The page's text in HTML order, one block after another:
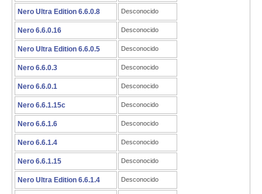
Nero Ultra Edition 6.6.0.8 Desconocido
Nero 6.6.0.16 Desconocido
Nero Ultra Edition 6.6.0.5 Desconocido
Nero 6.6.0.3 Desconocido
Nero 6.6.0.1 Desconocido
Nero 6.6.1.15c Desconocido
Nero 6.6.1.6 Desconocido
Nero 6.6.1.4 Desconocido
Nero 6.6.1.15 Desconocido
Nero Ultra Edition 6.6.1.4 Desconocido